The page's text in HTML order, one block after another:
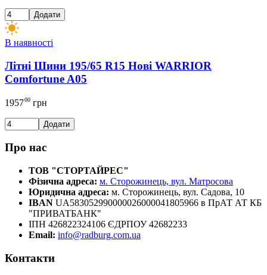
Додати
В наявності
Літні Шини 195/65 R15 Нові WARRIOR
Comfortune A05
195700 грн
Додати
Про нас
ТОВ "СТОРТАЙРЕС"
Фізична адреса: м. Сторожинець, вул. Матросова
Юридична адреса: м. Сторожинець, вул. Садова, 10
IBAN UA583052990000026000041805966 в ПрАТ АТ КБ
"ПРИВАТБАНК"
ІПН 426822324106 ЄДРПОУ 42682233
Email: info@radburg.com.ua
Контакти